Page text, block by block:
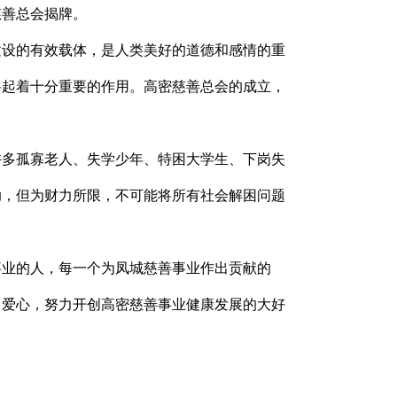
总会揭牌。
的有效载体，是人类美好的道德和感情的重
着十分重要的作用。高密慈善总会的成立，
孤寡老人、失学少年、特困大学生、下岗失
但为财力所限，不可能将所有社会解困问题
的人，每一个为凤城慈善事业作出贡献的
心，努力开创高密慈善事业健康发展的大好